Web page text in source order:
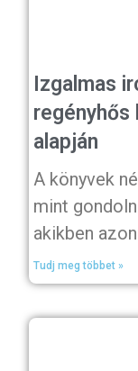
Izgalmas
regényhős
alapján
A könyvek
mint
akikben
Tudj meg többet »